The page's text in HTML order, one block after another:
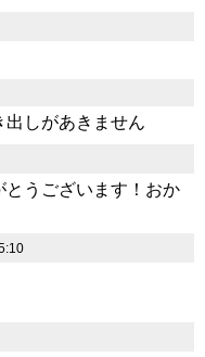
出しがあきません
とうございます！おか